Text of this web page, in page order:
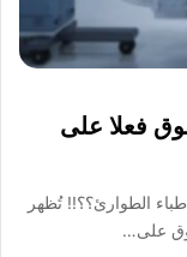
فعلا على
الطوارئ؟؟!! تُظهر
على…